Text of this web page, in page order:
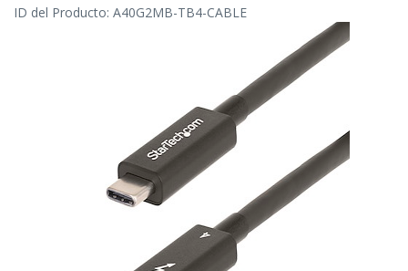
ID del Producto: A40G2MB-TB4-CABLE